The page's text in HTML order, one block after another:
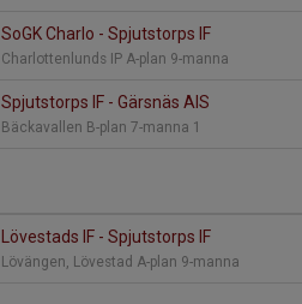
SoGK Charlo - Spjutstorps IF
Charlottenlunds IP A-plan 9-manna
Spjutstorps IF - Gärsnäs AIS
Bäckavallen B-plan 7-manna 1
Lövestads IF - Spjutstorps IF
Lövängen, Lövestad A-plan 9-manna